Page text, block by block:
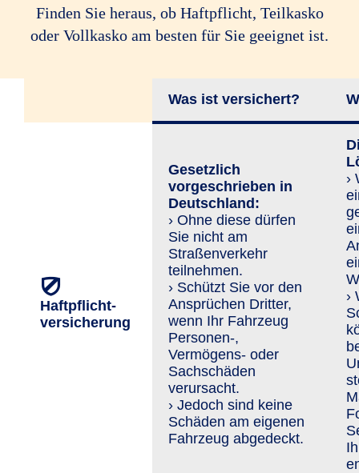
Finden Sie heraus, ob Haftpflicht, Teilkasko
oder Vollkasko am besten für Sie geeignet ist.
Was ist versichert?
Haftpflicht­
versicherung
Gesetzlich
vorgeschrieben in
Deutschland:
› Ohne diese dürfen
Sie nicht am
Straßenverkehr
teilnehmen.
› Schützt Sie vor den
An­sprü­chen Dritter,
wenn Ihr Fahrzeug
Personen-,
Vermögens- oder
Sachschäden
verursacht.
› Jedoch sind keine
Schäden am eigenen
Fahrzeug abgedeckt.
›
›